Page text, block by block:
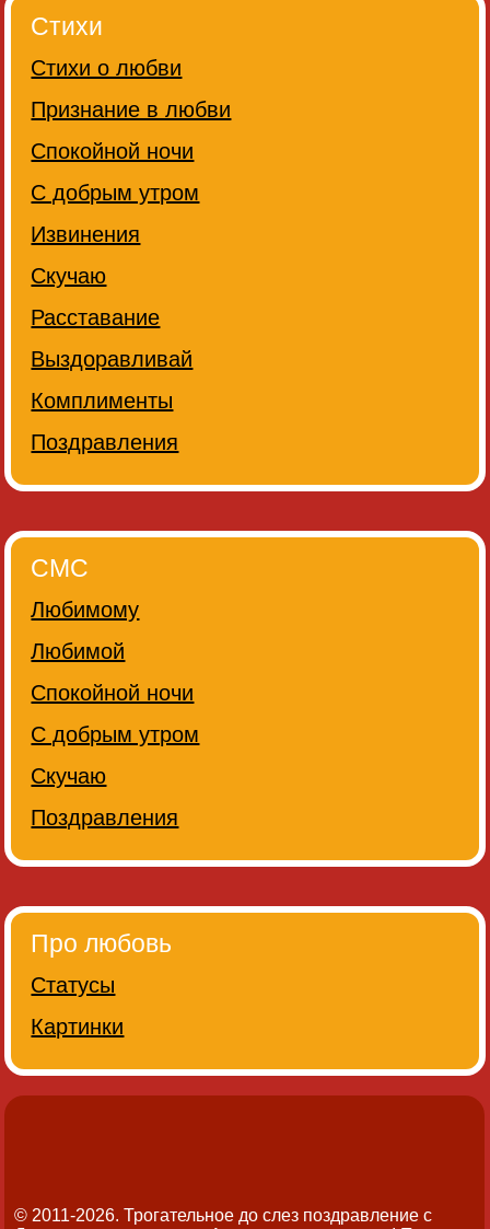
Стихи
Стихи о любви
Признание в любви
Спокойной ночи
С добрым утром
Извинения
Скучаю
Расставание
Выздоравливай
Комплименты
Поздравления
СМС
Любимому
Любимой
Спокойной ночи
С добрым утром
Скучаю
Поздравления
Про любовь
Статусы
Картинки
© 2011-2026. Трогательное до слез поздравление с